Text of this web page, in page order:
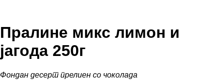
Пралине микс лимон и
јагода 250г
Фондан десерт прелиен со чоколада